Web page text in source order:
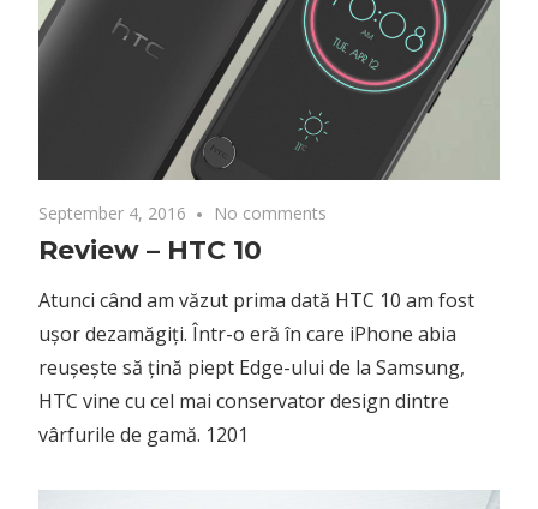
September 4, 2016 No comments
Review – HTC 10
Atunci când am văzut prima dată HTC 10 am fost
ușor dezamăgiți. Într-o eră în care iPhone abia
reușește să țină piept Edge-ului de la Samsung,
HTC vine cu cel mai conservator design dintre
vârfurile de gamă. 1201